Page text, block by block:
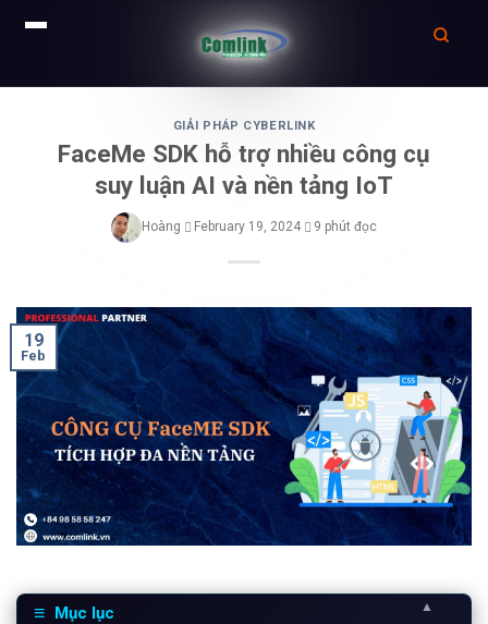
GIẢI PHÁP CYBERLINK
FaceMe SDK hỗ trợ nhiều công cụ
suy luận AI và nền tảng IoT
Hoàng February 19, 2024 9 phút đọc
19
Feb
Mục lục ▲